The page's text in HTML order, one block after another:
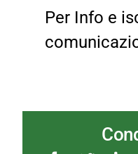
Per Info e